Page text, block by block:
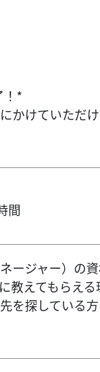
！*
にかけていた
間
ージャー）の
教えてもらえ
を探している方